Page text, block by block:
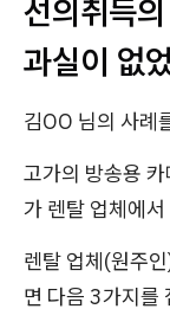
선의취득
과실이 없
김OO 님의 사례
고가의 방송용
가 렌탈 업체에
렌탈 업체(원주
면 다음 3가지를